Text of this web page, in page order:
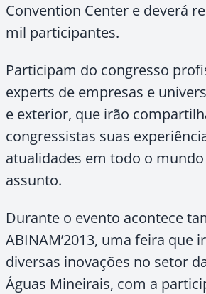
Convention Center e deverá
mil participantes.
Participam do congresso
experts de empresas e
e exterior, que irão
congressistas suas
atualidades em todo o
assunto.
Durante o evento acontece
ABINAM’2013, uma feira que
diversas inovações no setor
Águas Mineirais, com a